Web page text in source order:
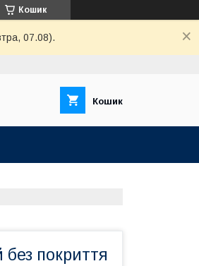
Кошик
07.08).
Кошик
покриття